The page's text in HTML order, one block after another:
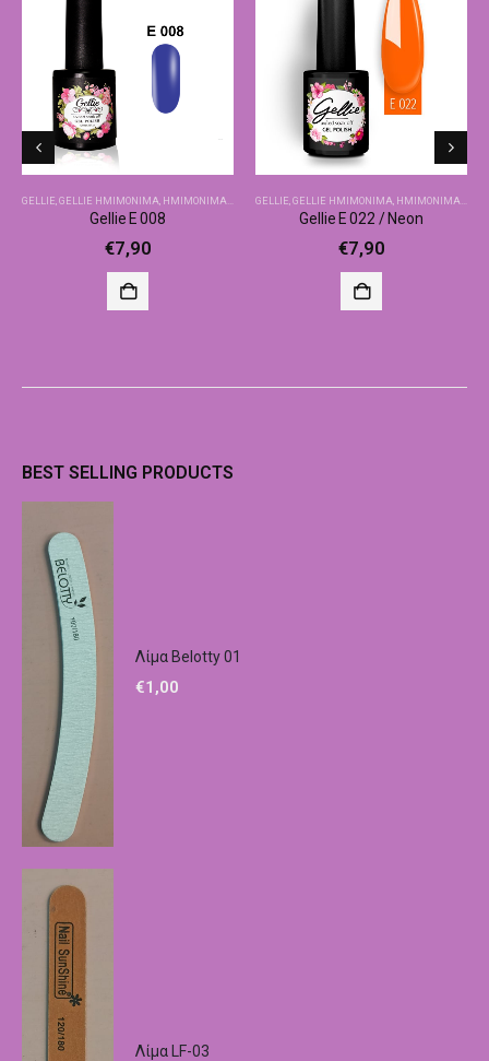
GELLIE GELLIE ΗΜΙΜΌΝΙΜΑ ΗΜΙΜΌΝΙΜΑ-ΒΑΣΙΚΆ ΧΡΏΜΑΤΑ
Gellie E 008
€7,90
GELLIE GELLIE ΗΜΙΜΌΝΙΜΑ ΗΜΙΜΌΝΙΜΑ-ΒΑΣΙΚΆ ΧΡΏΜΑΤΑ
Gellie E 022 / Neon
€7,90
BEST SELLING PRODUCTS
Λίμα Belotty 01
€1,00
Λίμα LF-03